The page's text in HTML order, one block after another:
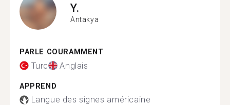
Y.
Antakya
PARLE COURAMMENT
Turc Anglais
APPREND
Langue des signes américaine